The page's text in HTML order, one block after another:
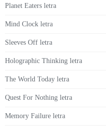
Planet Eaters letra
Mind Clock letra
Sleeves Off letra
Holographic Thinking letra
The World Today letra
Quest For Nothing letra
Memory Failure letra